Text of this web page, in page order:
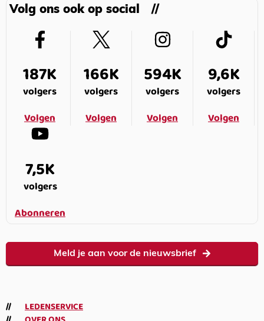
Volg ons ook op social
187K
volgers
Volgen
166K
volgers
Volgen
594K
volgers
Volgen
9,6K
volgers
Volgen
7,5K
volgers
Abonneren
Meld je aan voor de nieuwsbrief
LEDENSERVICE